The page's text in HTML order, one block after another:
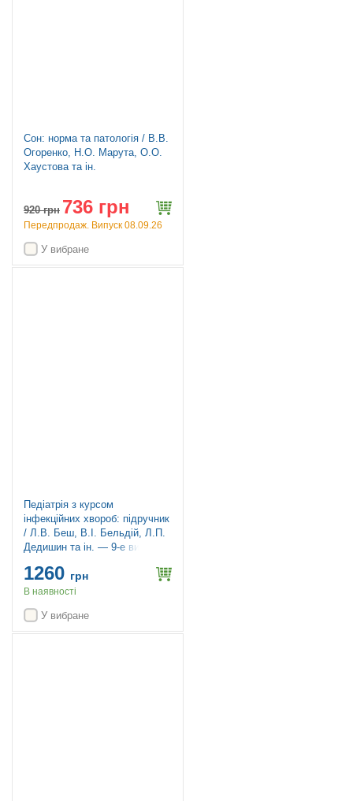
Сон: норма та патологія / В.В.
Огоренко, Н.О. Марута, О.О.
Хаустова та ін.
920грн 736 грн
Передпродаж. Випуск 08.09.26
У вибране
Педіатрія з курсом
інфекційних хвороб: підручник
/ Л.В. Беш, В.I. Бельдій, Л.П.
Дедишин та ін. — 9-е видання
1260 грн
В наявності
У вибране